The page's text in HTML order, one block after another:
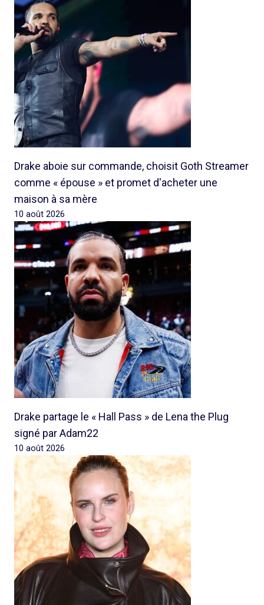
Drake aboie sur commande, choisit Goth Streamer
comme « épouse » et promet d'acheter une
maison à sa mère
10 août 2026
Drake partage le « Hall Pass » de Lena the Plug
signé par Adam22
10 août 2026